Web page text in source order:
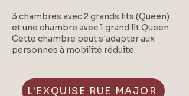
3 chambres avec 2 grands lits (Queen)
et une chambre avec 1 grand lit Queen.
Cette chambre peut s'adapter aux
personnes à mobilité réduite.
L'EXQUISE RUE MAJOR